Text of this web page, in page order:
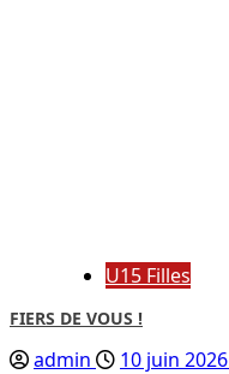
U15 Filles
FIERS DE VOUS !
admin 10 juin 2026